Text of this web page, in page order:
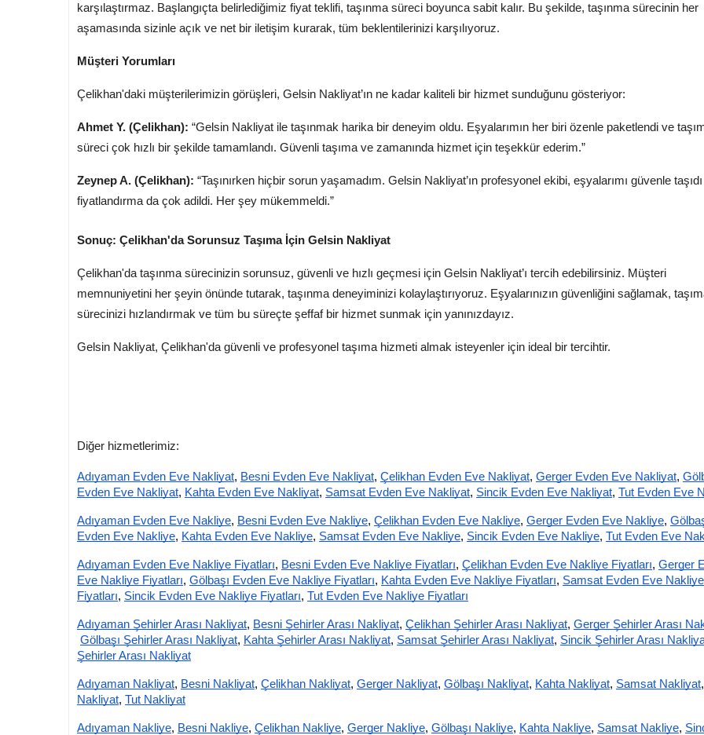
karşılaştırmaz. Başlangıçta belirlediğimiz fiyat teklifi, taşınma süreci boyunca sabit kalır. Bu şekilde, taşınma sürecinin her
aşamasında sizinle açık ve net bir iletişim kurarak, tüm beklentilerinizi karşılıyoruz.
Müşteri Yorumları
Çelikhan'daki müşterilerimizin görüşleri, Gelsin Nakliyat’ın ne kadar kaliteli bir hizmet sunduğunu gösteriyor:
Ahmet Y. (Çelikhan): “Gelsin Nakliyat ile taşınmak harika bir deneyim oldu. Eşyalarımın her biri özenle paketlendi ve
süreci çok hızlı bir şekilde tamamlandı. Güvenli taşıma ve zamanında hizmet için teşekkür ederim.”
Zeynep A. (Çelikhan): “Taşınırken hiçbir sorun yaşamadım. Gelsin Nakliyat’ın profesyonel ekibi, eşyalarımı güvenle
fiyatlandırma da çok adildi. Her şey mükemmeldi.”
Sonuç: Çelikhan'da Sorunsuz Taşıma İçin Gelsin Nakliyat
Çelikhan'da taşınma sürecinizin sorunsuz, güvenli ve hızlı geçmesi için Gelsin Nakliyat’ı tercih edebilirsiniz. Müşteri
memnuniyetini her şeyin önünde tutarak, taşınma deneyiminizi kolaylaştırıyoruz. Eşyalarınızın güvenliğini sağlamak,
sürecinizi hızlandırmak ve tüm bu süreçte şeffaf bir hizmet sunmak için yanınızdayız.
Gelsin Nakliyat, Çelikhan'da güvenli ve profesyonel taşıma hizmeti almak isteyenler için ideal bir tercihtir.
Diğer hizmetlerimiz:
Adıyaman Evden Eve Nakliyat, Besni Evden Eve Nakliyat, Çelikhan Evden Eve Nakliyat, Gerger Evden Eve Nakliyat,
Evden Eve Nakliyat, Kahta Evden Eve Nakliyat, Samsat Evden Eve Nakliyat, Sincik Evden Eve Nakliyat, Tut Evden Eve
Adıyaman Evden Eve Nakliye, Besni Evden Eve Nakliye, Çelikhan Evden Eve Nakliye, Gerger Evden Eve Nakliye,
Evden Eve Nakliye, Kahta Evden Eve Nakliye, Samsat Evden Eve Nakliye, Sincik Evden Eve Nakliye, Tut Evden Eve
Adıyaman Evden Eve Nakliye Fiyatları, Besni Evden Eve Nakliye Fiyatları, Çelikhan Evden Eve Nakliye Fiyatları, Gerger
Eve Nakliye Fiyatları, Gölbaşı Evden Eve Nakliye Fiyatları, Kahta Evden Eve Nakliye Fiyatları, Samsat Evden Eve Nakliye
Fiyatları, Sincik Evden Eve Nakliye Fiyatları, Tut Evden Eve Nakliye Fiyatları
Adıyaman Şehirler Arası Nakliyat, Besni Şehirler Arası Nakliyat, Çelikhan Şehirler Arası Nakliyat, Gerger Şehirler Arası
Gölbaşı Şehirler Arası Nakliyat, Kahta Şehirler Arası Nakliyat, Samsat Şehirler Arası Nakliyat, Sincik Şehirler Arası
Şehirler Arası Nakliyat
Adıyaman Nakliyat, Besni Nakliyat, Çelikhan Nakliyat, Gerger Nakliyat, Gölbaşı Nakliyat, Kahta Nakliyat, Samsat Nakliyat,
Nakliyat, Tut Nakliyat
Adıyaman Nakliye, Besni Nakliye, Çelikhan Nakliye, Gerger Nakliye, Gölbaşı Nakliye, Kahta Nakliye, Samsat Nakliye,